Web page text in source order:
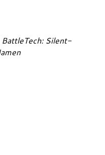
BattleTech: Silent-